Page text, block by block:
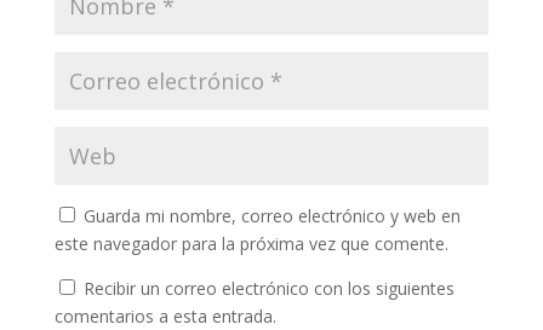
Guarda mi nombre, correo electrónico y web en
este navegador para la próxima vez que comente.
Recibir un correo electrónico con los siguientes
comentarios a esta entrada.